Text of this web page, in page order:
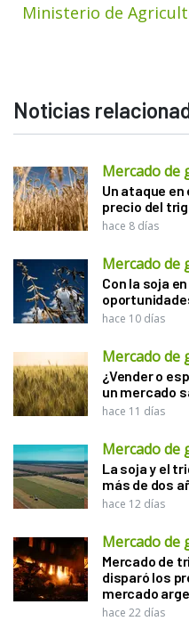
Ministerio de
Noticias
Mercado de
Un ataque en
precio del
hace 8 días
Mercado de
Con la soja
hace 10 días
Mercado de
¿Vender o
un mercado
hace 11 días
Mercado de
La soja y el
más de dos
hace 12 días
Mercado de
Mercado de
disparó los
mercado
hace 22 días